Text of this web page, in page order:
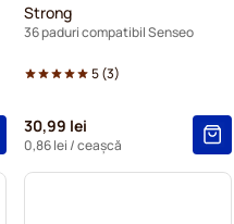
Strong
36 paduri compatibil Senseo
5(3)
30,99 lei
0,86 lei / ceașcă